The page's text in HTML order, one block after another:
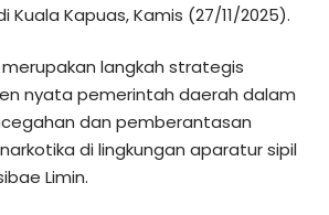
Kuala Kapuas, Kamis (27/11/2025).
langkah strategis
nyata pemerintah daerah dalam
dan pemberantasan
di lingkungan aparatur sipil
Limin.